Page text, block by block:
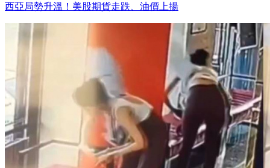
西亞局勢升溫！美股期貨走跌、油價上揚